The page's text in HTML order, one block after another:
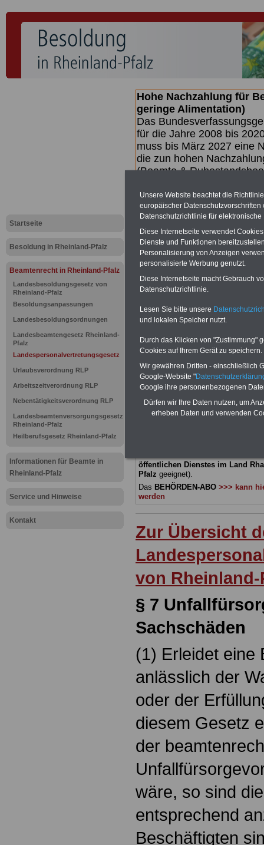
Startseite
Besoldung in Rheinland-Pfalz
Beamtenrecht in Rheinland-Pfalz
Landesbesoldungsgesetz von
Rheinland-Pfalz
Besoldungsanpassungen
Landesbesoldungsordnungen
Landesbeamtengesetz Rheinland-
Pfalz
Landespersonalvertretungsgesetz
Urlaubsverordnung RLP
Arbeitszeitverordnung RLP
Nebentätigkeitsverordnung RLP
Landesbeamtenversorgungsgesetz
Rheinland-Pfalz
Heilberufsgesetz Rheinland-Pfalz
Informationen für Beamte in
Rheinland-Pfalz
Service und Hinweise
Kontakt
Hohe Nachzahlung für
geringe Alimentation)
Das
für die Jahre 2008 bis
muss bis März 2027 eine
die zun hohen
(Beamte &
mind.3.000 und 13.000
hierzu eine Broschüre
des Gesetzentwurfs der
(wahrscheinlich im
Broschüre.
von
BEHÖRDEN-ABOmit 3 Ratgebern
22,50 Euro: Wissenswertes für
und Beamte,
(Bund/Länder) sowie Beihilferecht
öffentlichen Dienstes im Land
Pfalz geeignet).
Das BEHÖRDEN-ABO >>> kann
werden
Zur Übersicht
von Rheinland-
§ 7
Sachschäden
(1) Erleidet eine
anlässlich der
oder der
diesem Gesetz
der
wäre, so sind
entsprechend
Beschäftigten
Unsere Website beachtet die
europäischer
Datenschutzrichtlinie für
Diese Internetseite verwendet
Dienste und Funktionen
Personalisierung von Anzeigen
personalisierte Werbung genutzt.
Diese Internetseite macht Gebrauch
Datenschutzrichtlinie.
Lesen Sie bitte unsere
und lokalen Speicher nutzt.
Durch das Klicken von "Zustimmung"
Cookies auf Ihrem Gerät zu speichern.
Wir gewähren Dritten - einschließlich
Google-Website "
Google ihre personenbezogenen
Dürfen wir Ihre Daten nutzen, um
erheben Daten und verwenden